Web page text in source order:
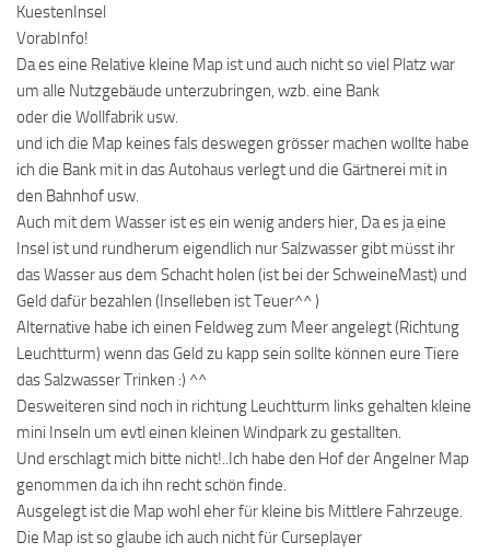
KuestenInsel
VorabInfo!
Da es eine Relative kleine Map ist und auch nicht so viel Platz war
um alle Nutzgebäude unterzubringen, wzb. eine Bank
oder die Wollfabrik usw.
und ich die Map keines fals deswegen grösser machen wollte habe
ich die Bank mit in das Autohaus verlegt und die Gärtnerei mit in
den Bahnhof usw.
Auch mit dem Wasser ist es ein wenig anders hier, Da es ja eine
Insel ist und rundherum eigendlich nur Salzwasser gibt müsst ihr
das Wasser aus dem Schacht holen (ist bei der SchweineMast) und
Geld dafür bezahlen (Inselleben ist Teuer^^ )
Alternative habe ich einen Feldweg zum Meer angelegt (Richtung
Leuchtturm) wenn das Geld zu kapp sein sollte können eure Tiere
das Salzwasser Trinken :) ^^
Desweiteren sind noch in richtung Leuchtturm links gehalten kleine
mini Inseln um evtl einen kleinen Windpark zu gestallten.
Und erschlagt mich bitte nicht!..Ich habe den Hof der Angelner Map
genommen da ich ihn recht schön finde.
Ausgelegt ist die Map wohl eher für kleine bis Mittlere Fahrzeuge.
Die Map ist so glaube ich auch nicht für Curseplayer